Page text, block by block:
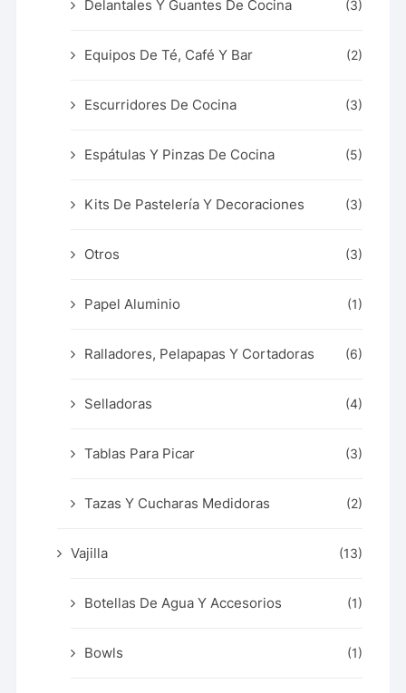
Delantales Y Guantes De Cocina (3)
Equipos De Té, Café Y Bar (2)
Escurridores De Cocina (3)
Espátulas Y Pinzas De Cocina (5)
Kits De Pastelería Y Decoraciones (3)
Otros (3)
Papel Aluminio (1)
Ralladores, Pelapapas Y Cortadoras (6)
Selladoras (4)
Tablas Para Picar (3)
Tazas Y Cucharas Medidoras (2)
Vajilla (13)
Botellas De Agua Y Accesorios (1)
Bowls (1)